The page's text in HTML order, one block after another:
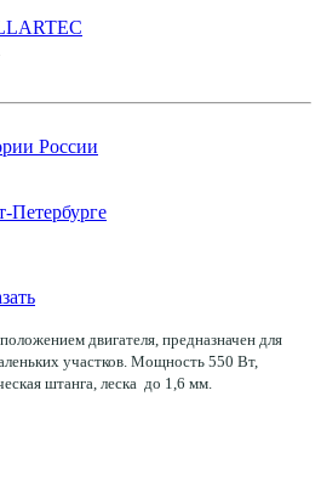
России
Петербурге
двигателя, предназначен для
участков. Мощность 550 Вт,
штанга, леска до 1,6 мм.